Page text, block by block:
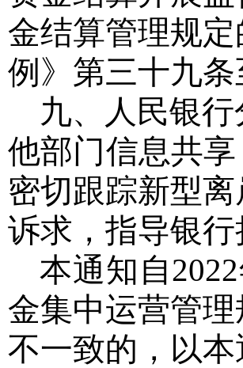
金结算管理规
例》第三十九
九、人民银
他部门信息共
密切跟踪新型
诉求，指导银
本通知自2022
金集中运营管
不一致的，以